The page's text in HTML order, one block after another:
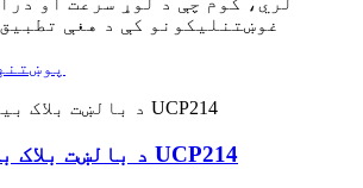
غوښتنلیکونو کې د هغې
د بالښت بلاک بیرینګ UCP214